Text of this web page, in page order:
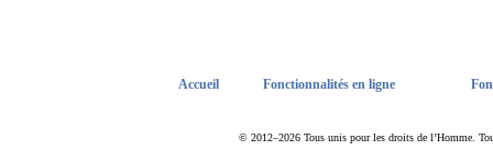
Accueil Fonctionnalités en ligne
© 2012–2026 Tous unis pour les droits de l’Homme.